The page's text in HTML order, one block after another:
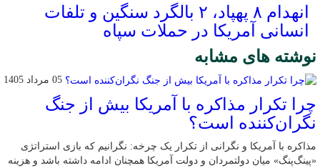
انهدام ۸ پهپاد، ۲ بالگرد سنگین و تلفات
انسانی آمریکا در حملات سپاه
نوشته های مشابه
05 مرداد 1405
چرا تکرار مذاکره با آمریکا بیش از جنگ
نگران‌کننده است؟
مذاکره با آمریکا و نگرانی از تکرار یک چرخه: نگرانیم که بازی استراتژی
«پینگ‌پنگ» میان دولتمردان و دولت آمریکا همچنان ادامه داشته باشد و هزینه